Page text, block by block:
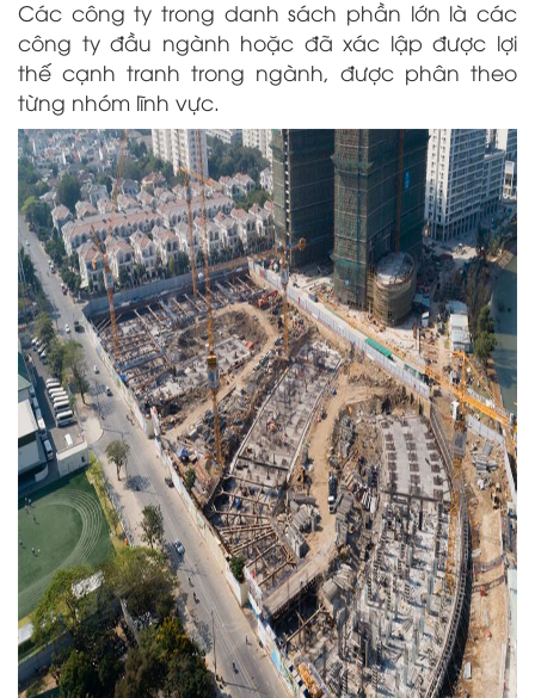
Các công ty trong danh sách phần lớn là các
công ty đầu ngành hoặc đã xác lập được lợi
thế cạnh tranh trong ngành, được phân theo
từng nhóm lĩnh vực.